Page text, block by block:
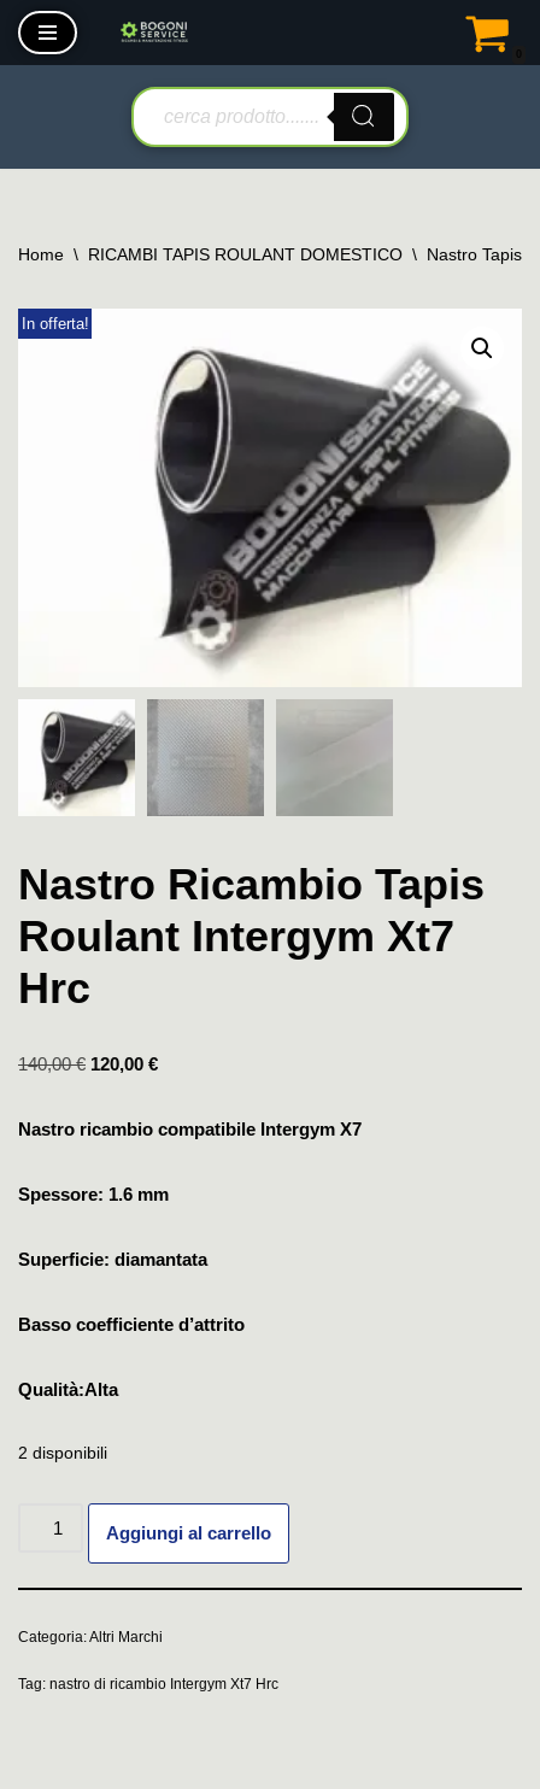
Vai
Home \ RICAMBI TAPIS ROULANT DOMESTICO \ Nastro Tapis
In offerta!
Nastro Ricambio Tapis
Roulant Intergym Xt7
Hrc
140,00€ 120,00 €
Nastro ricambio compatibile Intergym X7
Spessore: 1.6 mm
Superficie: diamantata
Basso coefficiente d’attrito
Qualità:Alta
2 disponibili
Aggiungi al carrello
Categoria:Altri Marchi
Tag: nastro di ricambio Intergym Xt7 Hrc